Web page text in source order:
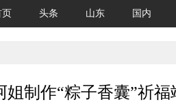
页 头条 山东 国内
姐制作“粽子香囊”祈福